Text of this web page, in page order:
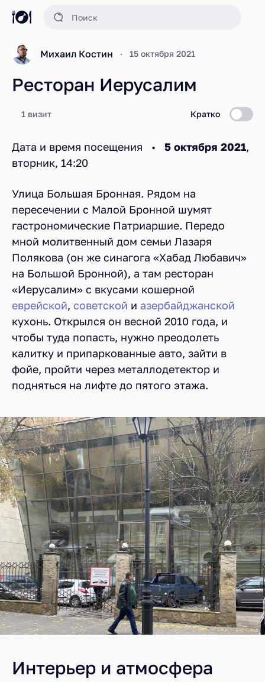
Михаил Костин 15 октября 2021
Ресторан Иерусалим
1 визит Кратко
Дата и время посещения • 5 октября 2021,
вторник, 14:20
Улица Большая Бронная. Рядом на
пересечении с Малой Бронной шумят
гастрономические Патриаршие. Передо
мной молитвенный дом семьи Лазаря
Полякова (он же синагога «Хабад Любавич»
на Большой Бронной), а там ресторан
«Иерусалим» с вкусами кошерной
еврейской, советской и азербайджанской
кухонь. Открылся он весной 2010 года, и
чтобы туда попасть, нужно преодолеть
калитку и припаркованные авто, зайти в
фойе, пройти через металлодетектор и
подняться на лифте до пятого этажа.
Интерьер и атмосфера